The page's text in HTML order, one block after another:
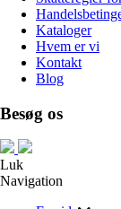
Kataloger
Hvem er vi
Kontakt
Blog
Besøg os
Luk
Navigation